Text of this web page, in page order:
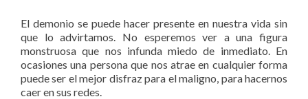
El demonio se puede hacer presente en nuestra vida sin
que lo advirtamos. No esperemos ver a una figura
monstruosa que nos infunda miedo de inmediato. En
ocasiones una persona que nos atrae en cualquier forma
puede ser el mejor disfraz para el maligno, para hacernos
caer en sus redes.